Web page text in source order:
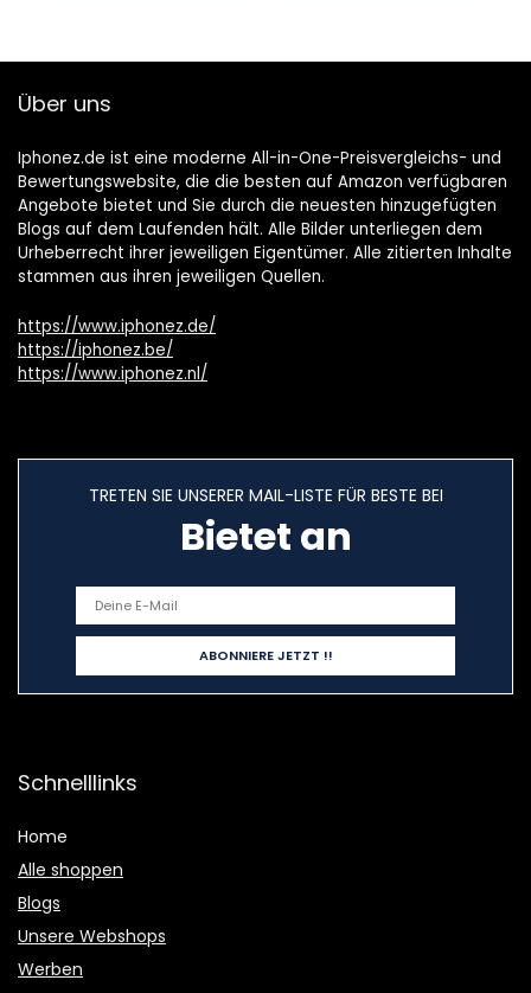
Über uns
Iphonez.de ist eine moderne All-in-One-Preisvergleichs- und
Bewertungswebsite, die die besten auf Amazon verfügbaren
Angebote bietet und Sie durch die neuesten hinzugefügten
Blogs auf dem Laufenden hält. Alle Bilder unterliegen dem
Urheberrecht ihrer jeweiligen Eigentümer. Alle zitierten Inhalte
stammen aus ihren jeweiligen Quellen.
https://www.iphonez.de/
https://iphonez.be/
https://www.iphonez.nl/
TRETEN SIE UNSERER MAIL-LISTE FÜR BESTE BEI
Bietet an
Schnelllinks
Home
Alle shoppen
Blogs
Unsere Webshops
Werben